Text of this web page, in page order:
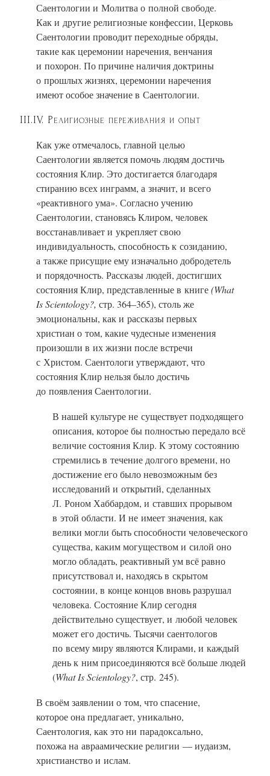
Саентологии и Молитва о полной свободе.
Как и другие религиозные конфессии, Церковь
Саентологии проводит переходные обряды,
такие как церемонии наречения, венчания
и похорон. По причине наличия доктрины
о прошлых жизнях, церемонии наречения
имеют особое значение в Саентологии.
III.IV. Религиозные переживания и опыт
Как уже отмечалось, главной целью
Саентологии является помочь людям достичь
состояния Клир. Это достигается благодаря
стиранию всех инграмм, а значит, и всего
«реактивного ума». Согласно учению
Саентологии, становясь Клиром, человек
восстанавливает и укрепляет свою
индивидуальность, способность к созиданию,
а также присущие ему изначально добродетель
и порядочность. Рассказы людей, достигших
состояния Клир, представленные в книге(What
Is Scientology?, стр. 364–365), столь же
эмоциональны, как и рассказы первых
христиан о том, какие чудесные изменения
произошли в их жизни после встречи
с Христом. Саентологи утверждают, что
состояния Клир нельзя было достичь
до появления Саентологии.
В нашей культуре не существует подходящего
описания, которое бы полностью передало всё
величие состояния Клир. К этому состоянию
стремились в течение долгого времени, но
достижение его было невозможным без
исследований и открытий, сделанных
Л. Роном Хаббардом, и ставших прорывом
в этой области. И не имеет значения, как
велики могли быть способности человеческого
существа, каким могуществом и силой оно
могло обладать, реактивный ум всё равно
присутствовал и, находясь в скрытом
состоянии, в конце концов вновь разрушал
человека. Состояние Клир сегодня
действительно существует, и любой человек
может его достичь. Тысячи саентологов
по всему миру являются Клирами, и каждый
день к ним присоединяются всё больше людей
(What Is Scientology?, стр. 245).
В своём заявлении о том, что спасение,
которое она предлагает, уникально,
Саентология, как это ни парадоксально,
похожа на авраамические религии — иудаизм,
христианство и ислам.